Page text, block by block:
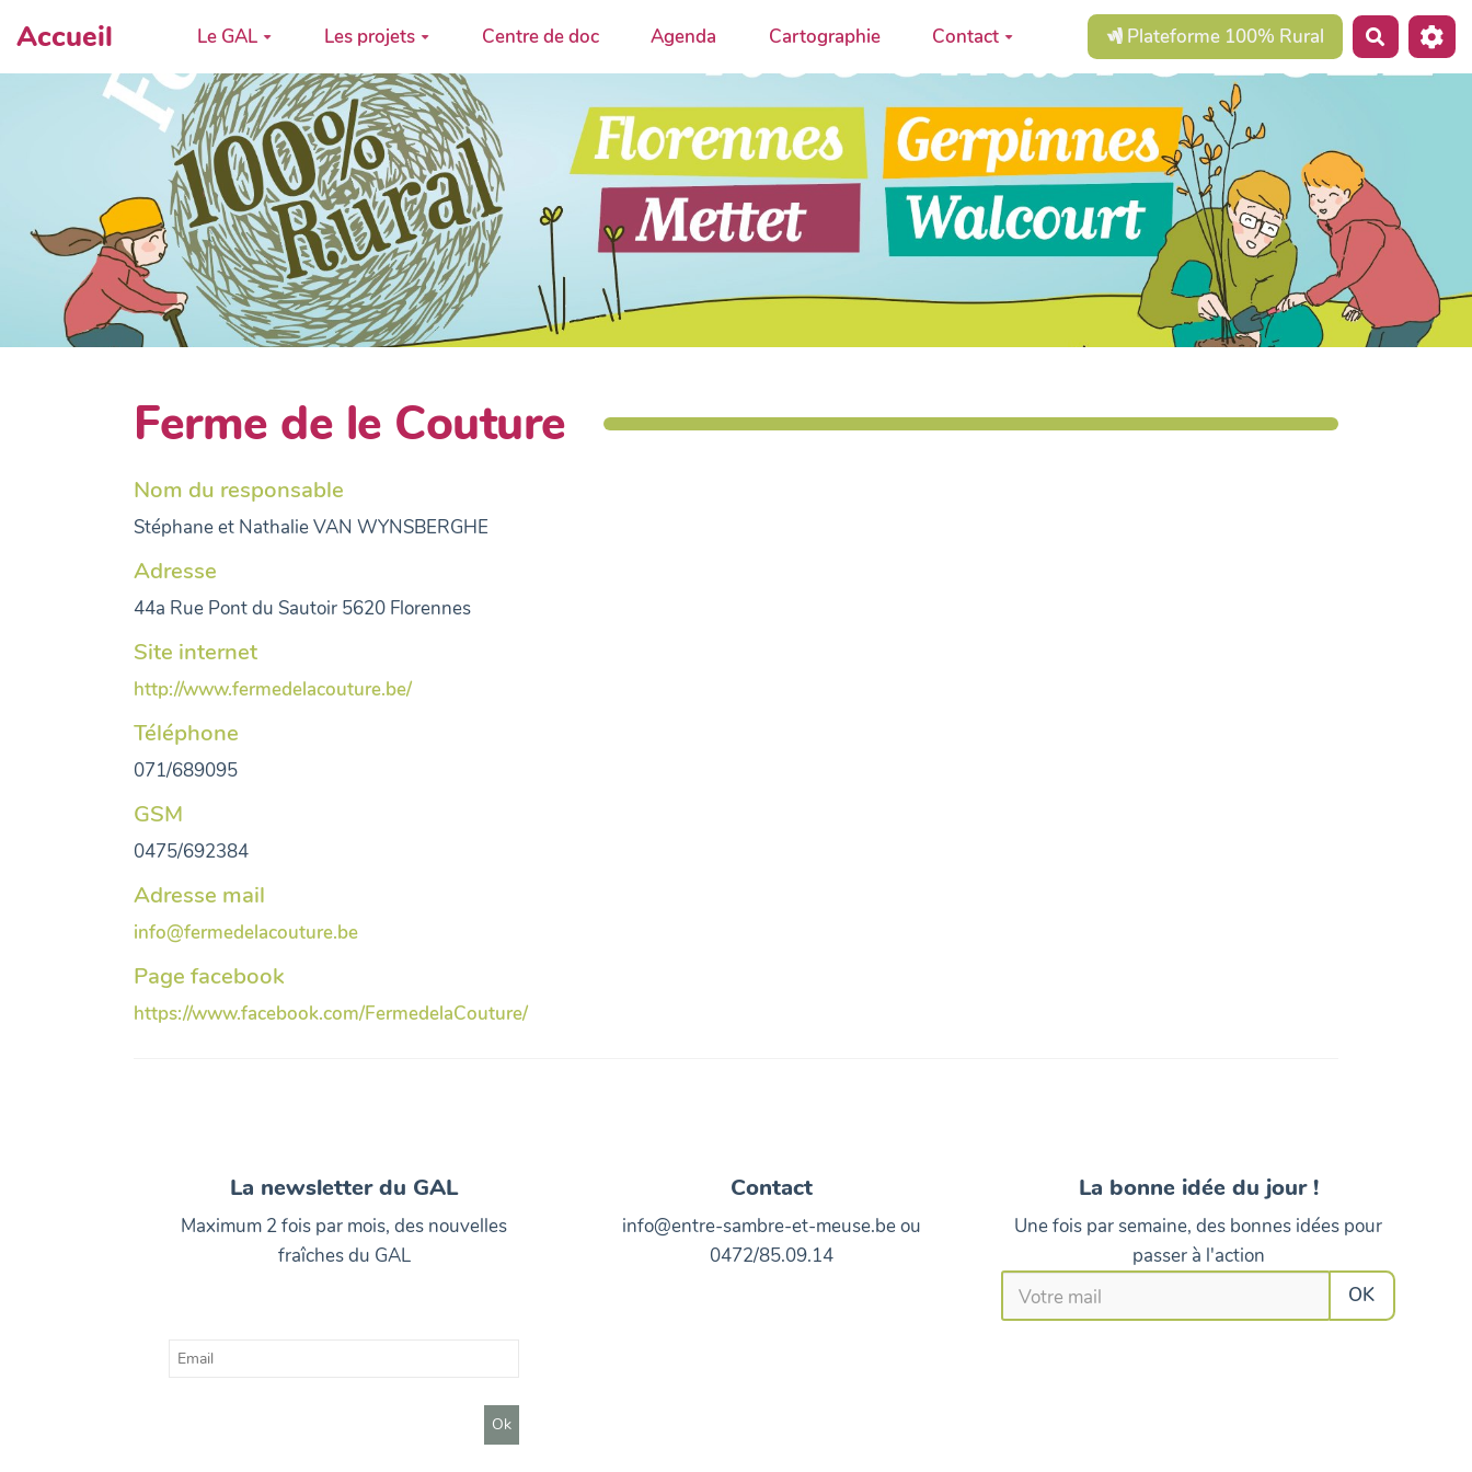
Accueil Le GAL Les projets Centre de doc Agenda Cartographie Contact Plateforme 100% Rural
Ferme de le Couture
Nom du responsable
Stéphane et Nathalie VAN WYNSBERGHE
Adresse
44a Rue Pont du Sautoir 5620 Florennes
Site internet
http://www.fermedelacouture.be/
Téléphone
071/689095
GSM
0475/692384
Adresse mail
info@fermedelacouture.be
Page facebook
https://www.facebook.com/FermedelaCouture/
La newsletter du GAL
Maximum 2 fois par mois, des nouvelles
fraîches du GAL
Contact
info@entre-sambre-et-meuse.be ou
0472/85.09.14
La bonne idée du jour !
Une fois par semaine, des bonnes idées pour
passer à l'action